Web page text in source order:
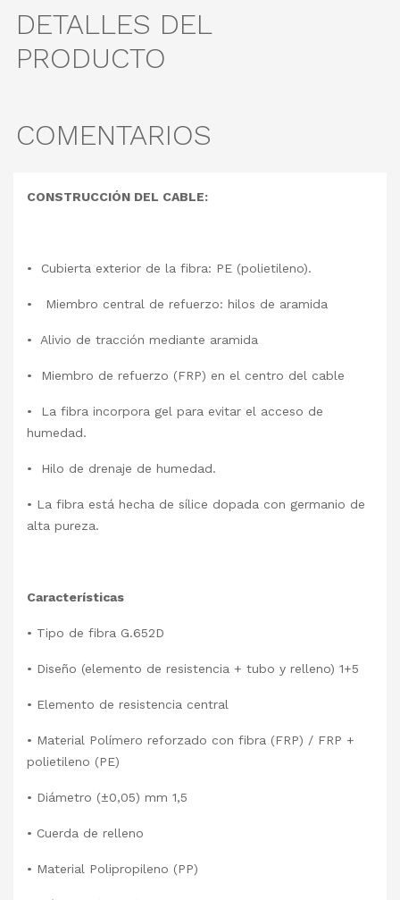
DETALLES DEL
PRODUCTO
COMENTARIOS
CONSTRUCCIÓN DEL CABLE:
• Cubierta exterior de la fibra: PE (polietileno).
• Miembro central de refuerzo: hilos de aramida
• Alivio de tracción mediante aramida
• Miembro de refuerzo (FRP) en el centro del cable
• La fibra incorpora gel para evitar el acceso de
humedad.
• Hilo de drenaje de humedad.
• La fibra está hecha de sílice dopada con germanio de
alta pureza.
Características
• Tipo de fibra G.652D
• Diseño (elemento de resistencia + tubo y relleno) 1+5
• Elemento de resistencia central
• Material Polímero reforzado con fibra (FRP) / FRP +
polietileno (PE)
• Diámetro (±0,05) mm 1,5
• Cuerda de relleno
• Material Polipropileno (PP)